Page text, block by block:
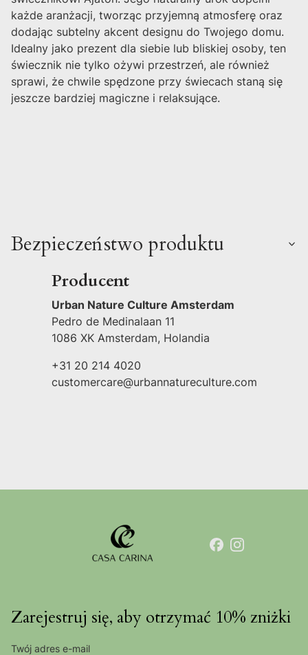
każde aranżacji, tworząc przyjemną atmosferę oraz
dodając subtelny akcent designu do Twojego domu.
Idealny jako prezent dla siebie lub bliskiej osoby, ten
świecznik nie tylko ożywi przestrzeń, ale również
sprawi, że chwile spędzone przy świecach staną się
jeszcze bardziej magiczne i relaksujące.
Bezpieczeństwo produktu
Producent
Urban Nature Culture Amsterdam
Pedro de Medinalaan 11
1086 XK Amsterdam, Holandia
+31 20 214 4020
customercare@urbannatureculture.com
Zarejestruj się, aby otrzymać 10% zniżki
Twój adres e-mail